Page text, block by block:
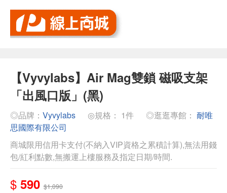
【Vyvylabs】Air Mag雙鎖 磁吸支架
「出風口版」(黑)
◎品牌： Vyvylabs ◎規格： 1件 ◎逛逛專館： 耐唯
思國際有限公司
商城限用信用卡支付(不納入VIP資格之累積計算),無法用錢
包/紅利點數,無搬運上樓服務及指定日期/時間.
$ 590 $1,090